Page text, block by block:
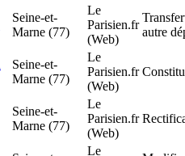
Seine-et-
Marne (77)
Le
Parisien.fr
(Web)
autre
Seine-et-
Marne (77)
Le
Parisien.fr
(Web)
Seine-et-
Marne (77)
Le
Parisien.fr
(Web)
Le